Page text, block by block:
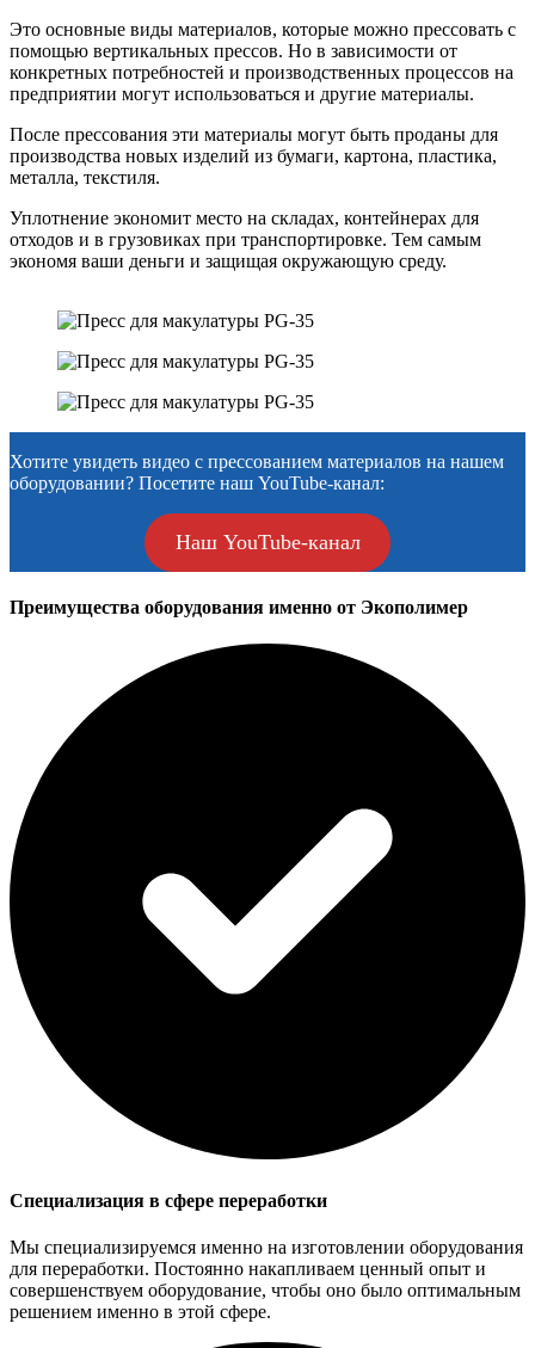
Это основные виды материалов, которые можно прессовать с
помощью вертикальных прессов. Но в зависимости от
конкретных потребностей и производственных процессов на
предприятии могут использоваться и другие материалы.
После прессования эти материалы могут быть проданы для
производства новых изделий из бумаги, картона, пластика,
металла, текстиля.
Уплотнение экономит место на складах, контейнерах для
отходов и в грузовиках при транспортировке. Тем самым
экономя ваши деньги и защищая окружающую среду.
Хотите увидеть видео с прессованием материалов на нашем
оборудовании? Посетите наш YouTube-канал:
Наш YouTube-канал
Преимущества оборудования именно от Экополимер
Специализация в сфере переработки
Мы специализируемся именно на изготовлении оборудования
для переработки. Постоянно накапливаем ценный опыт и
совершенствуем оборудование, чтобы оно было оптимальным
решением именно в этой сфере.